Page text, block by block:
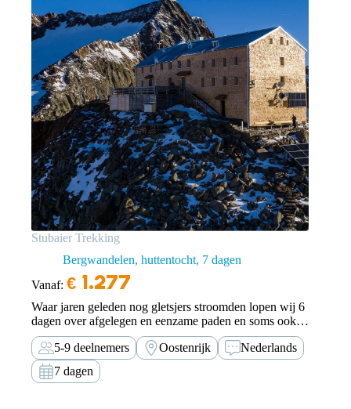
Stubaier Trekking
Bergwandelen, huttentocht 7 dagen
Vanaf: € 1.277
Waar jaren geleden nog gletsjers stroomden lopen wij 6
dagen over afgelegen en eenzame paden en soms ook
door ongebaand terrein langs beide kanten van de
Alpenhoofdkam van het Wipptal via het “hoog boven
de wolken” gelegen Becherhaus naar het…
5-9 deelnemers Oostenrijk
Nederlands
7 dagen